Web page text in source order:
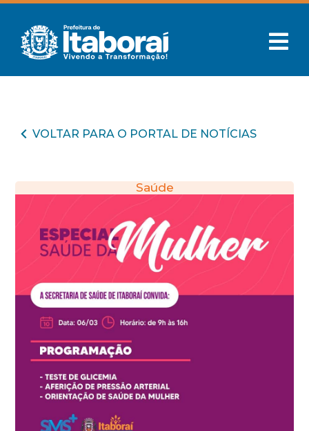
VOLTAR PARA O PORTAL DE NOTÍCIAS
Saúde